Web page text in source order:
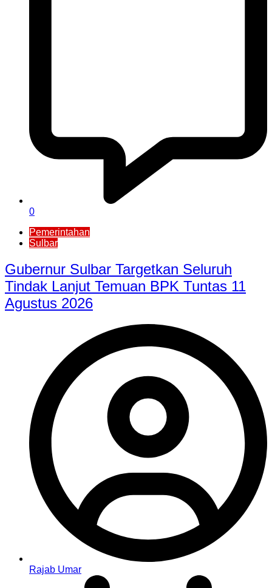
0
Pemerintahan
Sulbar
Gubernur Sulbar Targetkan Seluruh
Tindak Lanjut Temuan BPK Tuntas 11
Agustus 2026
Rajab Umar